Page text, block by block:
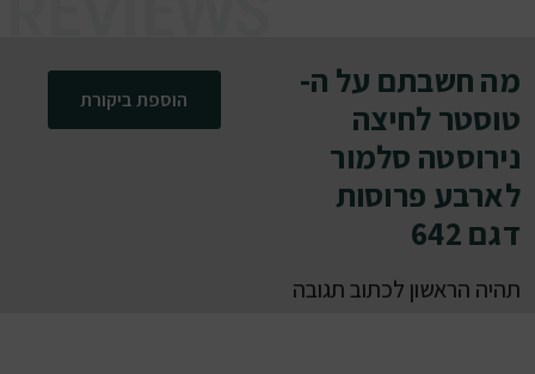
מה חשבתם על ה-
טוסטר לחיצה
נירוסטה סלמור
לארבע פרוסות
דגם 642
תהיה הראשון לכתוב תגובה
הוספת ביקורת